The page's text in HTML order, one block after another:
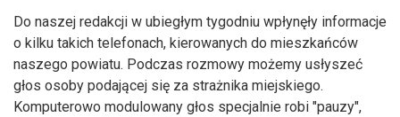
Do naszej redakcji w ubiegłym tygodniu wpłynęły informacje
o kilku takich telefonach, kierowanych do mieszkańców
naszego powiatu. Podczas rozmowy możemy usłyszeć
głos osoby podającej się za strażnika miejskiego.
Komputerowo modulowany głos specjalnie robi "pauzy",